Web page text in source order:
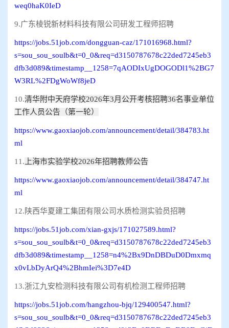
weq0haK0IeD
9.广东棱锐新材料科技有限公司研发工程师招聘
https://jobs.51job.com/dongguan-caz/171016968.html?
s=sou_sou_soulb&t=0_0&req=d3150787678c22ded7245eb3
dfb3d089&timestamp__1258=7qAODIxUgDOGODl1%2BG7
W3RL%2FDgWoWf8jeD
10.清华附中天府学校2026年3月公开考核招聘36名事业单位
工作人员公告（第一轮）
https://www.gaoxiaojob.com/announcement/detail/384783.ht
ml
11. 上海市实验学校2026年招聘教师公告
https://www.gaoxiaojob.com/announcement/detail/384747.ht
ml
12.陕西华夏建工集团有限公司水质检测实验员招聘
https://jobs.51job.com/xian-gxjs/171027589.html?
s=sou_sou_soulb&t=0_0&req=d3150787678c22ded7245eb3
dfb3d089&timestamp__1258=n4%2Bx9DnDBDuD0Dmxmq
x0vLbDyArQ4%2BhmIei%3D7e4D
13.浙江九安检测科技有限公司有机检测工程师招聘
https://jobs.51job.com/hangzhou-bjq/129400547.html?
s=sou_sou_soulb&t=0_0&req=d3150787678c22ded7245eb3